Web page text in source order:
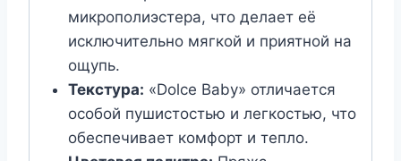
микрополиэстера, что делает её
исключительно мягкой и приятной на
ощупь.
Текстура: «Dolce Baby» отличается
особой пушистостью и легкостью, что
обеспечивает комфорт и тепло.